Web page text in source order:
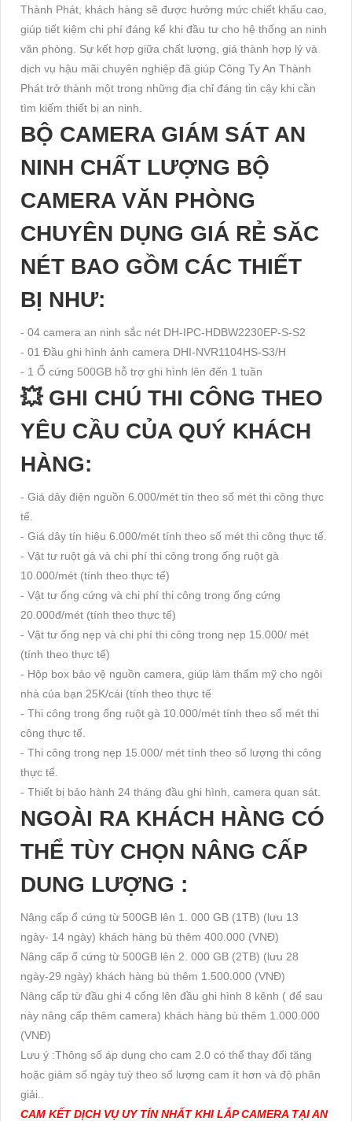
Thành Phát, khách hàng sẽ được hưởng mức chiết khấu cao,
giúp tiết kiệm chi phí đáng kể khi đầu tư cho hệ thống an ninh
văn phòng. Sự kết hợp giữa chất lượng, giá thành hợp lý và
dịch vụ hậu mãi chuyên nghiệp đã giúp Công Ty An Thành
Phát trở thành một trong những địa chỉ đáng tin cậy khi cần
tìm kiếm thiết bị an ninh.
BỘ CAMERA GIÁM SÁT AN
NINH CHẤT LƯỢNG BỘ
CAMERA VĂN PHÒNG
CHUYÊN DỤNG GIÁ RẺ SĂC
NÉT BAO GỒM CÁC THIẾT
BỊ NHƯ:
- 04 camera an ninh sắc nét DH-IPC-HDBW2230EP-S-S2
- 01 Đầu ghi hình ảnh camera DHI-NVR1104HS-S3/H
- 1 Ổ cứng 500GB hỗ trợ ghi hình lên đến 1 tuần
💥 GHI CHÚ THI CÔNG THEO
YÊU CẦU CỦA QUÝ KHÁCH
HÀNG:
- Giá dây điện nguồn 6.000/mét tín theo số mét thi công thực
tế.
- Giá dây tín hiệu 6.000/mét tính theo số mét thi công thực tế.
- Vật tư ruột gà và chi phí thi công trong ống ruột gà
10.000/mét (tính theo thực tế)
- Vật tư ống cứng và chi phí thi công trong ống cứng
20.000đ/mét (tính theo thực tế)
- Vật tư ống nẹp và chi phí thi công trong nẹp 15.000/ mét
(tính theo thực tế)
- Hộp box bảo vệ nguồn camera, giúp làm thẩm mỹ cho ngôi
nhà của bạn 25K/cái (tính theo thực tế
- Thi công trong ống ruột gà 10.000/mét tính theo số mét thi
công thực tế.
- Thi công trong nẹp 15.000/ mét tính theo số lượng thi công
thực tế.
- Thiết bị bảo hành 24 tháng đầu ghi hình, camera quan sát.
NGOÀI RA KHÁCH HÀNG CÓ
THỂ TÙY CHỌN NÂNG CẤP
DUNG LƯỢNG :
Nâng cấp ổ cứng từ 500GB lên 1. 000 GB (1TB) (lưu 13
ngày- 14 ngày) khách hàng bù thêm 400.000 (VNĐ)
Nâng cấp ổ cứng từ 500GB lên 2. 000 GB (2TB) (lưu 28
ngày-29 ngày) khách hàng bù thêm 1.500.000 (VNĐ)
Nâng cấp từ đầu ghi 4 cổng lên đầu ghi hình 8 kênh ( để sau
này nâng cấp thêm camera) khách hàng bù thêm 1.000.000
(VNĐ)
Lưu ý :Thông số áp dụng cho cam 2.0 có thể thay đổi tăng
hoặc giảm số ngày tuỳ theo số lượng cam ít hơn và độ phân
giải..
CAM KẾT DỊCH VỤ UY TÍN NHẤT KHI LẮP CAMERA TẠI AN